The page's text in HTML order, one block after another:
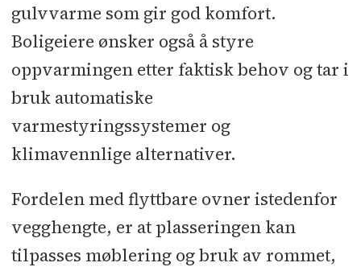
gulvvarme som gir god komfort.
Boligeiere ønsker også å styre
oppvarmingen etter faktisk behov og tar i
bruk automatiske
varmestyringssystemer og
klimavennlige alternativer.
Fordelen med flyttbare ovner istedenfor
vegghengte, er at plasseringen kan
tilpasses møblering og bruk av rommet,